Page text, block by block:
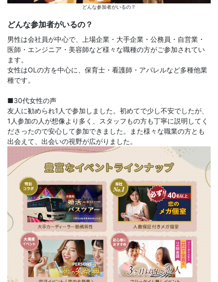
どんな参加者がいるの？
どんな参加者がいるの？
男性は会社員が中心で、上場企業・大手企業・公務員・自営業・
医師・エンジニア・美容師など様々な職種の方がご参加されてい
ます。
女性はOLの方を中心に、保育士・看護師・アパレルなど多種他業
種です。
■30代女性の声
友人に勧められ1人で参加しました。初めてで少し不安でしたが、
1人参加の人が想像より多く、スタッフもの方も丁寧に説明してく
ださったので安心して参加できました。また様々な職業の方とも
出会えて、出会いの視野が広がりました。